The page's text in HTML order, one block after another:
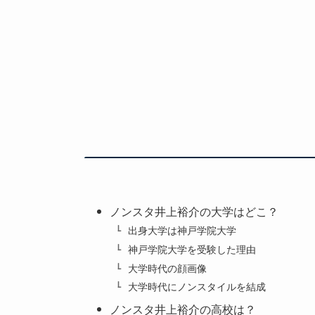
ノンスタ井上裕介の大学はどこ？
出身大学は神戸学院大学
神戸学院大学を受験した理由
大学時代の顔画像
大学時代にノンスタイルを結成
ノンスタ井上裕介の高校は？